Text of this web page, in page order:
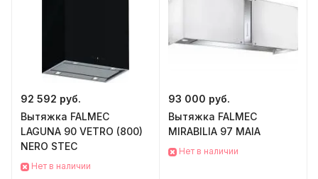
92 592 руб.
Вытяжка FALMEC
LAGUNA 90 VETRO (800)
NERO STEC
Нет в наличии
93 000 руб.
Вытяжка FALMEC
MIRABILIA 97 MAIA
Нет в наличии